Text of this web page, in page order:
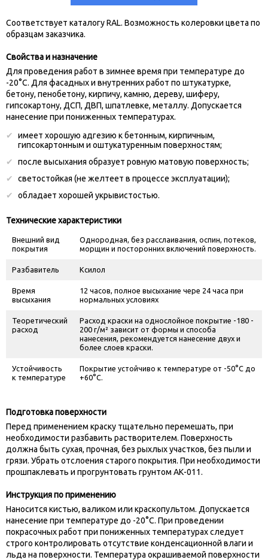
Соответствует каталогу RAL. Возможность колеровки цвета по
образцам заказчика.
Свойства и назначение
Для проведения работ в зимнее время при температуре до
-20°С. Для фасадных и внутренних работ по штукатурке,
бетону, пенобетону, кирпичу, камню, дереву, шиферу,
гипсокартону, ДСП, ДВП, шпатлевке, металлу. Допускается
нанесение при пониженных температурах.
имеет хорошую адгезию к бетонным, кирпичным,
гипсокартонным и оштукатуренным поверхностям;
после высыхания образует ровную матовую поверхность;
светостойкая (не желтеет в процессе эксплуатации);
обладает хорошей укрывистостью.
Технические характеристики
Внешний вид
покрытия
Однородная, без расслаивания, оспин, потеков,
морщин и посторонних включений поверхность.
Разбавитель Ксилол
Время
высыхания
12 часов, полное высыхание чере 24 часа при
нормальных условиях
Теоретический
расход
Расход краски на однослойное покрытие -180 -
200 г/м² зависит от формы и способа
нанесения, рекомендуется нанесение двух и
более слоев краски.
Устойчивость
к температуре
Покрытие устойчиво к температуре от -50°С до
+60°С.
Подготовка поверхности
Перед применением краску тщательно перемешать, при
необходимости разбавить растворителем. Поверхность
должна быть сухая, прочная, без рыхлых участков, без пыли и
грязи. Убрать отслоения старого покрытия. При необходимости
прошпаклевать и прогрунтовать грунтом АК-011.
Инструкция по применению
Наносится кистью, валиком или краскопультом. Допускается
нанесение при температуре до -20°С. При проведении
покрасочных работ при пониженных температурах следует
строго контролировать отсутствие конденсационной влаги и
льда на поверхности. Температура окрашиваемой поверхности